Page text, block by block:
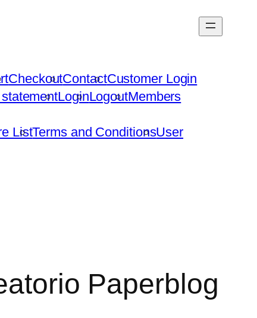
CheckoutContactCustomer Login
LoginLogoutMembers
ListTerms and ConditionsUser
Paperblog